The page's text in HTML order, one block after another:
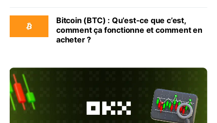
Bitcoin (BTC) : Qu’est-ce que c’est,
comment ça fonctionne et comment en
acheter ?